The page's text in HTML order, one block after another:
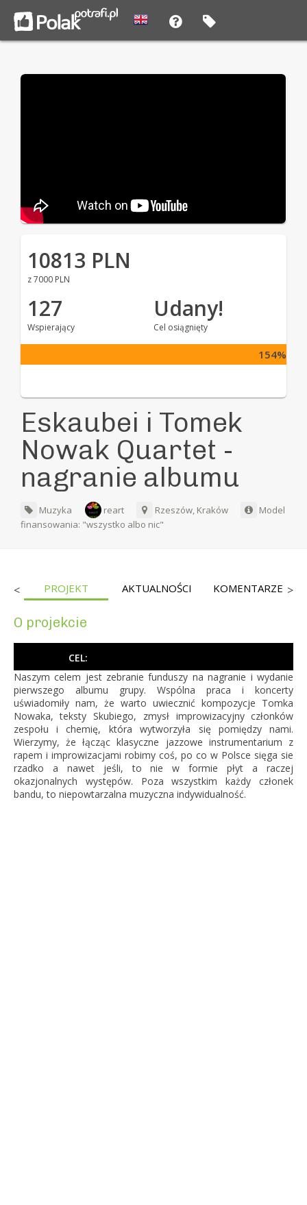
10813 PLN
z 7000 PLN
127
Wspierający
Udany!
Cel osiągnięty
154%
Eskaubei i Tomek
Nowak Quartet -
nagranie albumu
Muzyka reart Rzeszów, Kraków
Model
finansowania: "wszystko albo nic"
< PROJEKT AKTUALNOŚCI KOMENTARZE >
O projekcie
CEL:
Naszym celem jest zebranie funduszy na nagranie i wydanie
pierwszego albumu grupy. Wspólna praca i koncerty
uświadomiły nam, że warto uwiecznić kompozycje Tomka
Nowaka, teksty Skubiego, zmysł improwizacyjny członków
zespołu i chemię, która wytworzyła się pomiędzy nami.
Wierzymy, że łącząc klasyczne jazzowe instrumentarium z
rapem i improwizacjami robimy coś, po co w Polsce sięga sie
rzadko a nawet jeśli, to nie w formie płyt a raczej
okazjonalnych występów. Poza wszystkim każdy członek
bandu, to niepowtarzalna muzyczna indywidualność.